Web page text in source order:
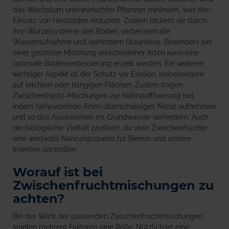
das Wachstum unerwünschter Pflanzen minimiert, was den
Einsatz von Herbiziden reduziert. Zudem lockern sie durch
ihre Wurzelsysteme den Boden, verbessern die
Wasseraufnahme und verhindern Staunässe. Besonders bei
einer gezielten Mischung verschiedener Arten kann eine
optimale Bodenverbesserung erzielt werden. Ein weiterer
wichtiger Aspekt ist der Schutz vor Erosion, insbesondere
auf leichten oder hängigen Flächen. Zudem tragen
Zwischenfrucht-Mischungen zur Nährstofffixierung bei,
indem tiefwurzelnde Arten überschüssiges Nitrat aufnehmen
und so das Auswaschen ins Grundwasser verhindern. Auch
die biologische Vielfalt profitiert, da viele Zwischenfrüchte
eine wertvolle Nahrungsquelle für Bienen und andere
Insekten darstellen.
Worauf ist bei
Zwischenfruchtmischungen zu
achten?
Bei der Wahl der passenden Zwischenfruchtmischungen
spielen mehrere Faktoren eine Rolle. Nützlich ist eine